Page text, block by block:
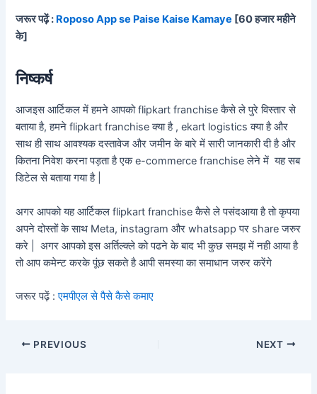
जरूर पढ़ें : Roposo App se Paise Kaise Kamaye [60 हजार महीने
के]
निष्कर्ष
आजइस आर्टिकल में हमने आपको flipkart franchise कैसे ले पुरे विस्तार से
बताया है, हमने flipkart franchise क्या है , ekart logistics क्या है और
साथ ही साथ आवश्यक दस्तावेज और जमीन के बारे में सारी जानकारी दी है और
कितना निवेश करना पड़ता है एक e-commerce franchise लेने में यह सब
डिटेल से बताया गया है |
अगर आपको यह आर्टिकल flipkart franchise कैसे ले पसंदआया है तो कृपया
अपने दोस्तों के साथ Meta, instagram और whatsapp पर share जरुर
करे | अगर आपको इस अर्तिल्क्ले को पढने के बाद भी कुछ समझ में नही आया है
तो आप कमेन्ट करके पूंछ सकते है आपी समस्या का समाधान जरुर करेंगे
जरूर पढ़ें :एमपीएल से पैसे कैसे कमाए
PREVIOUS NEXT